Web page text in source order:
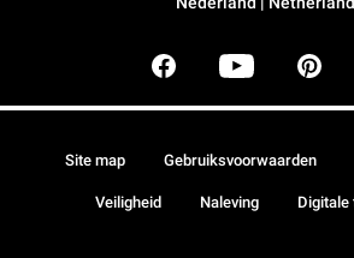
Site map Gebruiksvoorwaarden
Veiligheid Naleving Digitale